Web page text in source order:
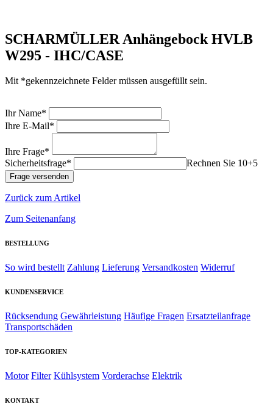
SCHARMÜLLER Anhängebock HVLB
W295 - IHC/CASE
Mit *gekennzeichnete Felder müssen ausgefüllt sein.
Ihr Name*
Ihre E-Mail*
Ihre Frage*
Sicherheitsfrage*
Rechnen Sie 10+5
Zurück zum Artikel
Zum Seitenanfang
BESTELLUNG
So wird bestellt Zahlung Lieferung Versandkosten Widerruf
KUNDENSERVICE
Rücksendung Gewährleistung Häufige Fragen Ersatzteilanfrage
Transportschäden
TOP-KATEGORIEN
Motor Filter Kühlsystem Vorderachse Elektrik
KONTAKT